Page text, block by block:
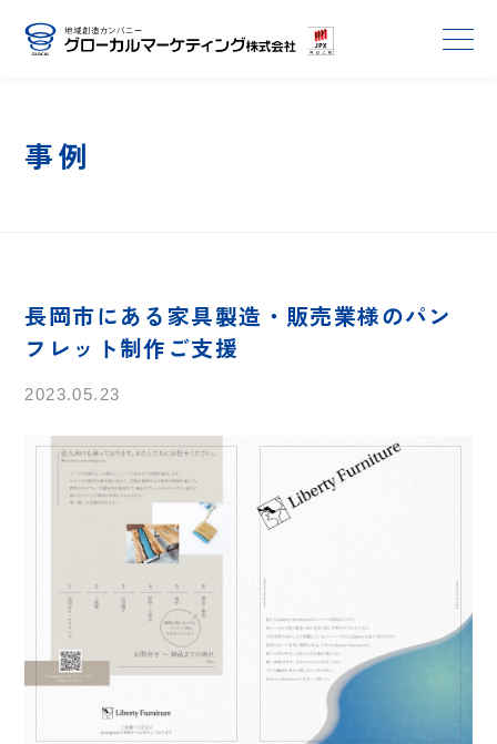
事例
長岡市にある家具製造・販売業様のパン
フレット制作ご支援
2023.05.23